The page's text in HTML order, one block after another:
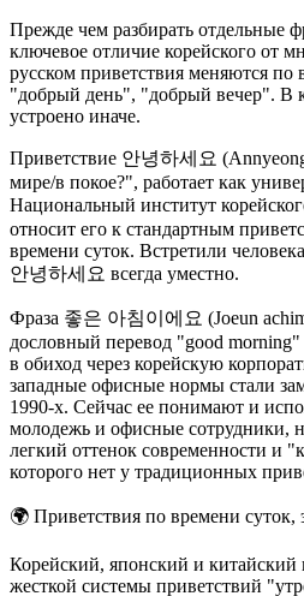
Прежде чем разбирать отдельные
ключевое отличие корейского от
русском приветствия меняются по
"добрый день", "добрый вечер". В
устроено иначе.
Приветствие 안녕하세요
мире/в покое?", работает как
Национальный институт
относит его к стандартным
времени суток. Встретили
안녕하세요 всегда уместно.
Фраза 좋은 아침이에요 (Joeun
дословный перевод "good
в обиход через корейскую
западные офисные нормы стали
1990-х. Сейчас ее понимают и
молодежь и офисные сотрудники,
легкий оттенок современности и
которого нет у традиционных
🌍 Приветствия по времени
Корейский, японский и китайский
жесткой системы приветствий